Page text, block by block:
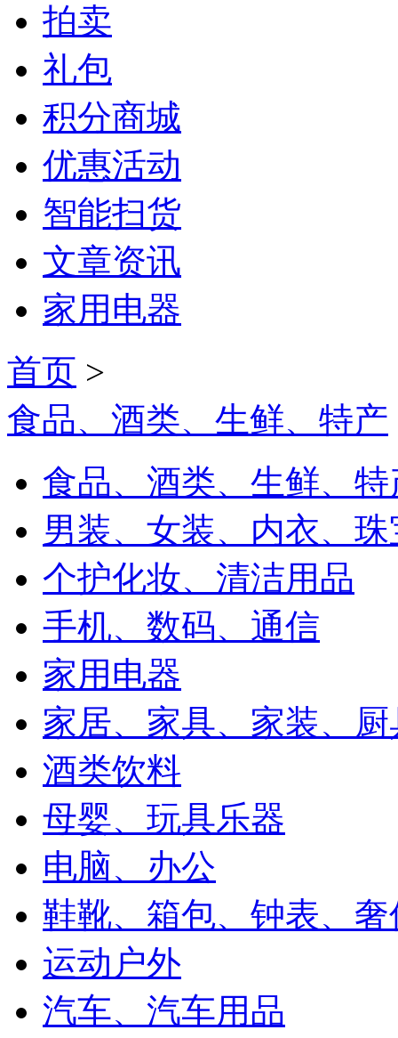
拍卖
礼包
积分商城
优惠活动
智能扫货
文章资讯
家用电器
首页 >
食品、酒类、生鲜、特产
食品、酒类、生鲜、特
男装、女装、内衣、珠
个护化妆、清洁用品
手机、数码、通信
家用电器
家居、家具、家装、厨
酒类饮料
母婴、玩具乐器
电脑、办公
鞋靴、箱包、钟表、奢
运动户外
汽车、汽车用品